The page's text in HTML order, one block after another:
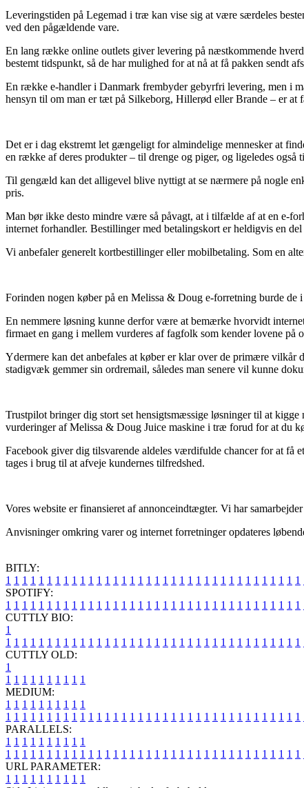
Leveringstiden på Legemad i træ kan vise sig at være særdeles
ved den pågældende vare.
En lang række online outlets giver levering på næstkommende
bestemt tidspunkt, så de har mulighed for at nå at få pakken sendt
En række e-handler i Danmark frembyder gebyrfri levering, men i
hensyn til om man er tæt på Silkeborg, Hillerød eller Brande – er at
Det er i dag ekstremt let gængeligt for almindelige mennesker at
en række af deres produkter – til drenge og piger, og ligeledes
Til gengæld kan det alligevel blive nyttigt at se nærmere på nogle
pris.
Man bør ikke desto mindre være så påvagt, at i tilfælde af at en e-
internet forhandler. Bestillinger med betalingskort er heldigvis en
Vi anbefaler generelt kortbestillinger eller mobilbetaling. Som en
Forinden nogen køber på en Melissa & Doug e-forretning burde
En nemmere løsning kunne derfor være at bemærke hvorvidt
firmaet en gang i mellem vurderes af fagfolk som kender lovene
Ydermere kan det anbefales at køber er klar over de primære vilkår
stadigvæk gemmer sin ordremail, således man senere vil kunne
Trustpilot bringer dig stort set hensigtsmæssige løsninger til at
vurderinger af Melissa & Doug Juice maskine i træ forud for at du
Facebook giver dig tilsvarende aldeles værdifulde chancer for at få
tages i brug til at afveje kundernes tilfredshed.
Vores website er finansieret af annonceindtægter. Vi har
Anvisninger omkring varer og internet forretninger opdateres
BITLY:
1 1 1 1 1 1 1 1 1 1 1 1 1 1 1 1 1 1 1 1 1 1 1 1 1 1 1 1 1 1 1 1 1 1 1 1
SPOTIFY:
1 1 1 1 1 1 1 1 1 1 1 1 1 1 1 1 1 1 1 1 1 1 1 1 1 1 1 1 1 1 1 1 1 1 1 1
CUTTLY BIO:
1
1 1 1 1 1 1 1 1 1 1 1 1 1 1 1 1 1 1 1 1 1 1 1 1 1 1 1 1 1 1 1 1 1 1 1 1
CUTTLY OLD:
1
1 1 1 1 1 1 1 1 1 1
MEDIUM:
1 1 1 1 1 1 1 1 1 1
1 1 1 1 1 1 1 1 1 1 1 1 1 1 1 1 1 1 1 1 1 1 1 1 1 1 1 1 1 1 1 1 1 1 1 1
PARALLELS:
1 1 1 1 1 1 1 1 1 1
1 1 1 1 1 1 1 1 1 1 1 1 1 1 1 1 1 1 1 1 1 1 1 1 1 1 1 1 1 1 1 1 1 1 1 1
URL PARAMETER:
1 1 1 1 1 1 1 1 1 1